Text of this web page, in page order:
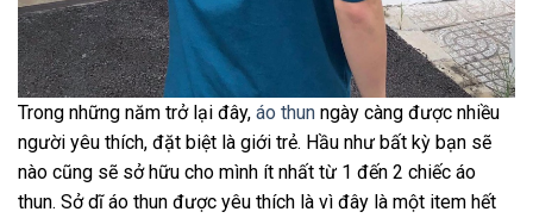
Trong những năm trở lại đây, áo thun ngày càng được nhiều
người yêu thích, đặt biệt là giới trẻ. Hầu như bất kỳ bạn sẽ
nào cũng sẽ sở hữu cho mình ít nhất từ 1 đến 2 chiếc áo
thun. Sở dĩ áo thun được yêu thích là vì đây là một item hết